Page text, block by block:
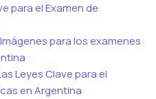
para el Examen de
para los examenes
Leyes Clave para el
en Argentina